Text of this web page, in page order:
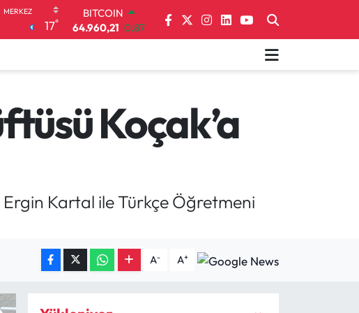
17°
64.960,21
0.87
DOLAR
47,7436 0.18
GRAM ALTIN
6660.55 0.03
Koçak’a
Kartal ile Türkçe Öğretmeni
A- A+